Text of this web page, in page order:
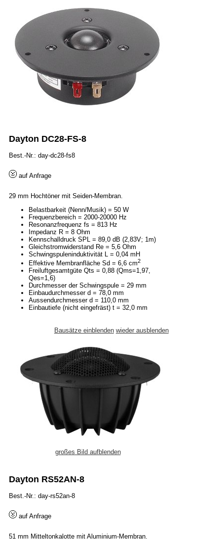
Dayton DC28-FS-8
Best.-Nr.: day-dc28-fs8
auf Anfrage
29 mm Hochtöner mit Seiden-Membran.
Belastbarkeit (Nenn/Musik) = 50 W
Frequenzbereich = 2000-20000 Hz
Resonanzfrequenz fs = 813 Hz
Impedanz R = 8 Ohm
Kennschalldruck SPL = 89,0 dB (2,83V; 1m)
Gleichstromwiderstand Re = 5,6 Ohm
Schwingspuleninduktivität L = 0,04 mH
Effektive Membranfläche Sd = 6,6 cm2
Freiluftgesamtgüte Qts = 0,88 (Qms=1,97,
Qes=1,6)
Durchmesser der Schwingspule = 29 mm
Einbaudurchmesser d = 78,0 mm
Aussendurchmesser d = 110,0 mm
Einbautiefe (nicht eingefräst) t = 32,0 mm
Bausätze einblenden wieder ausblenden
großes Bild aufblenden
Dayton RS52AN-8
Best.-Nr.: day-rs52an-8
auf Anfrage
51 mm Mitteltonkalotte mit Aluminium-Membran.